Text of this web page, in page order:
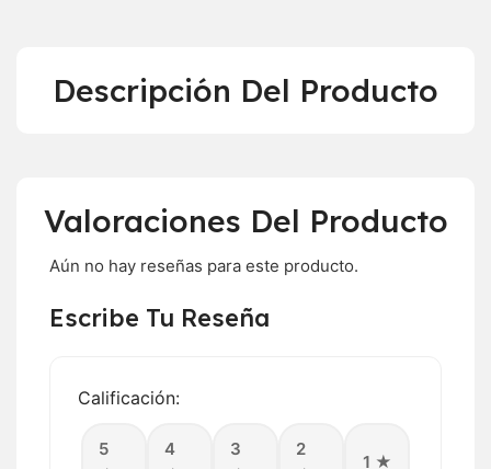
Descripción Del Producto
Valoraciones Del Producto
Aún no hay reseñas para este producto.
Escribe Tu Reseña
Calificación:
5
4
3
2
1 ★